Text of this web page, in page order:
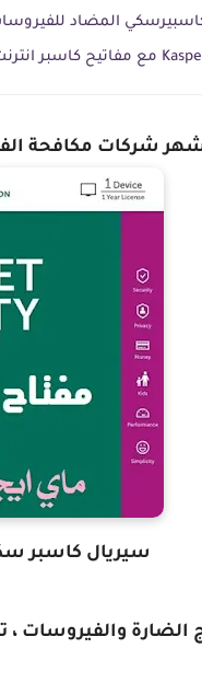
المضاد للفيروسات مع
سيريال كاسبر سكاي 2021 مدى